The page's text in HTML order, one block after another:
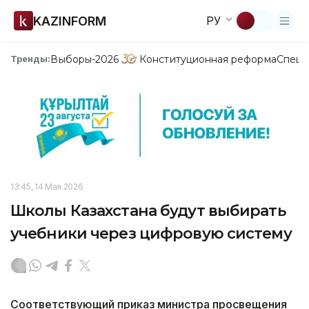
KAZINFORM РУ
Тренды:Выборы-2026 Конституционная реформа
13:45, 14 Мая 2026
Школы Казахстана будут выбирать
учебники через цифровую систему
Соответствующий приказ министра просвещения